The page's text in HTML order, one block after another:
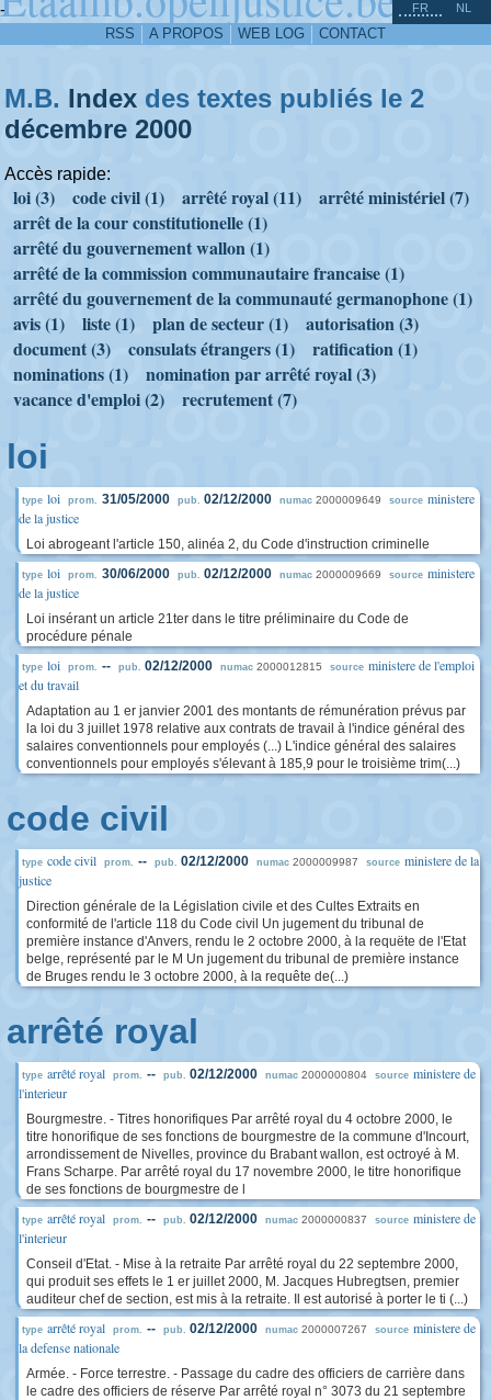
-
RSS A PROPOS WEB LOG CONTACT
FR NL
M.B. Index des textes publiés le 2
décembre 2000
Accès rapide:
loi (3) code civil (1) arrêté royal (11)
arrêté ministériel (7)
arrêt de la cour constitutionelle (1)
arrêté du gouvernement wallon (1)
arrêté de la commission communautaire francaise (1)
arrêté du gouvernement de la communauté germanophone (1)
avis (1)
liste (1) plan de secteur (1)
autorisation (3)
document (3)
consulats étrangers (1)
ratification (1)
nominations (1)
nomination par arrêté royal (3)
vacance d'emploi (2)
recrutement (7)
loi
type loi prom. 31/05/2000 pub. 02/12/2000 numac 2000009649 source ministere
de la justice
Loi abrogeant l'article 150, alinéa 2, du Code d'instruction criminelle
type loi prom. 30/06/2000 pub. 02/12/2000 numac 2000009669 source ministere
de la justice
Loi insérant un article 21ter dans le titre préliminaire du Code de
procédure pénale
type loi prom. -- pub. 02/12/2000 numac 2000012815 source ministere de l'emploi
et du travail
Adaptation au 1 er janvier 2001 des montants de rémunération prévus par
la loi du 3 juillet 1978 relative aux contrats de travail à l'indice général des
salaires conventionnels pour employés (...) L'indice général des salaires
conventionnels pour employés s'élevant à 185,9 pour le troisième trim(...)
code civil
type code civil prom. -- pub. 02/12/2000 numac 2000009987 source ministere de la
justice
Direction générale de la Législation civile et des Cultes Extraits en
conformité de l'article 118 du Code civil Un jugement du tribunal de
première instance d'Anvers, rendu le 2 octobre 2000, à la requëte de l'Etat
belge, représenté par le M Un jugement du tribunal de première instance
de Bruges rendu le 3 octobre 2000, à la requête de(...)
arrêté royal
type arrêté royal prom. -- pub. 02/12/2000 numac 2000000804 source ministere de
l'interieur
Bourgmestre. - Titres honorifiques Par arrêté royal du 4 octobre 2000, le
titre honorifique de ses fonctions de bourgmestre de la commune d'Incourt,
arrondissement de Nivelles, province du Brabant wallon, est octroyé à M.
Frans Scharpe. Par arrêté royal du 17 novembre 2000, le titre honorifique
de ses fonctions de bourgmestre de l
type arrêté royal prom. -- pub. 02/12/2000 numac 2000000837 source ministere de
l'interieur
Conseil d'Etat. - Mise à la retraite Par arrêté royal du 22 septembre 2000,
qui produit ses effets le 1 er juillet 2000, M. Jacques Hubregtsen, premier
auditeur chef de section, est mis à la retraite. Il est autorisé à porter le ti (...)
type arrêté royal prom. -- pub. 02/12/2000 numac 2000007267 source ministere de
la defense nationale
Armée. - Force terrestre. - Passage du cadre des officiers de carrière dans
le cadre des officiers de réserve Par arrêté royal n° 3073 du 21 septembre
^